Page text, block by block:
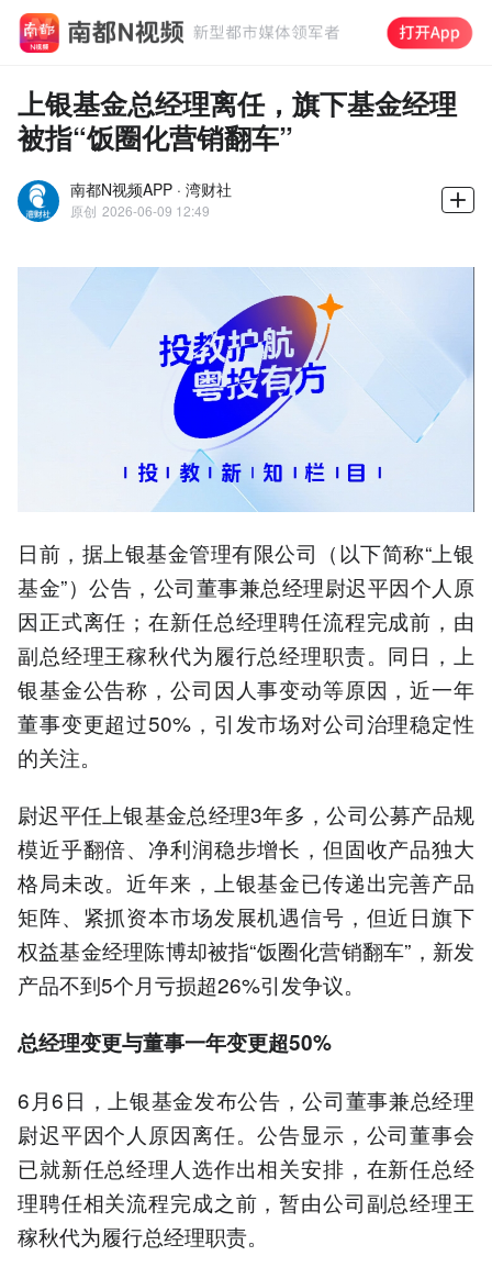
上银基金总经理离任，旗下基金经理
被指“饭圈化营销翻车”
南都N视频APP · 湾财社
原创 2026-06-09 12:49
日前，据上银基金管理有限公司（以下简称“上银
基金”）公告，公司董事兼总经理尉迟平因个人原
因正式离任；在新任总经理聘任流程完成前，由
副总经理王稼秋代为履行总经理职责。同日，上
银基金公告称，公司因人事变动等原因，近一年
董事变更超过50%，引发市场对公司治理稳定性
的关注。
尉迟平任上银基金总经理3年多，公司公募产品规
模近乎翻倍、净利润稳步增长，但固收产品独大
格局未改。近年来，上银基金已传递出完善产品
矩阵、紧抓资本市场发展机遇信号，但近日旗下
权益基金经理陈博却被指“饭圈化营销翻车”，新发
产品不到5个月亏损超26%引发争议。
总经理变更与董事一年变更超50%
6月6日，上银基金发布公告，公司董事兼总经理
尉迟平因个人原因离任。公告显示，公司董事会
已就新任总经理人选作出相关安排，在新任总经
理聘任相关流程完成之前，暂由公司副总经理王
稼秋代为履行总经理职责。